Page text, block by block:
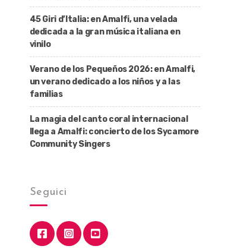
45 Giri d’Italia: en Amalfi, una velada
dedicada a la gran música italiana en
vinilo
Verano de los Pequeños 2026: en Amalfi,
un verano dedicado a los niños y a las
familias
La magia del canto coral internacional
llega a Amalfi: concierto de los Sycamore
Community Singers
Seguici